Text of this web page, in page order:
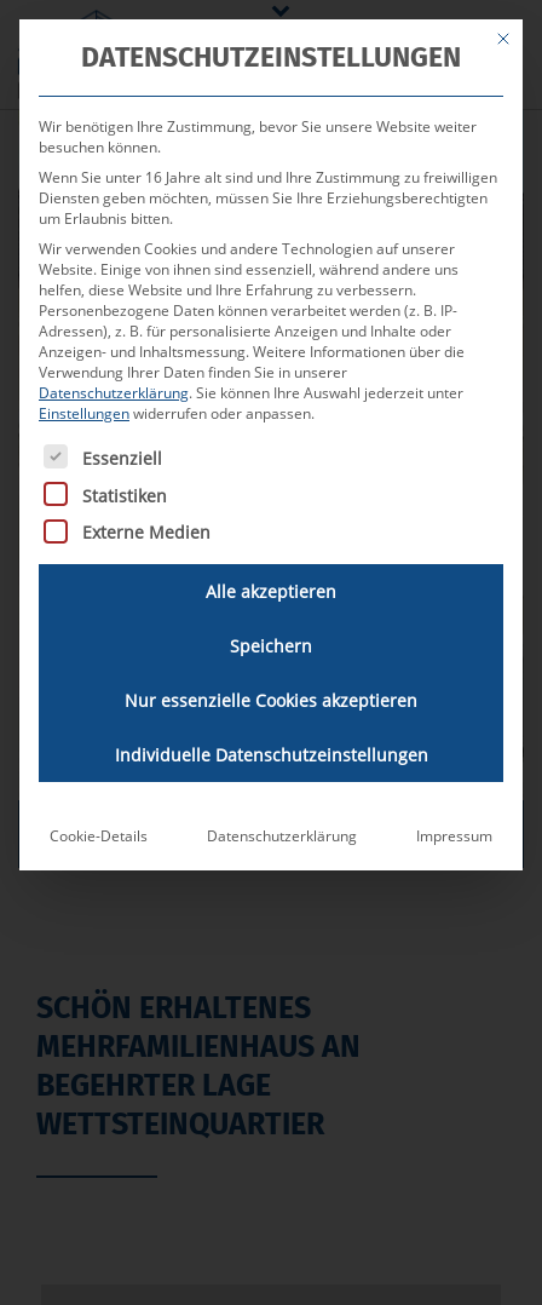
Verkauft
Mehrfamilienhaus
Unser Angebot für Sie
Altbauwohnungsstil
Insgesamt 7 Wohnungen
Zum Kontakt
LIBA & PARTNER IMMOBILIEN AG
SCHÖN ERHALTENES
MEHRFAMILIENHAUS AN
BEGEHRTER LAGE
WETTSTEINQUARTIER
Mit
DATENSCHUTZEINSTELLUNGEN
Wir benötigen Ihre Zustimmung, bevor Sie unsere Website weiter
besuchen können.
Wenn Sie unter 16 Jahre alt sind und Ihre Zustimmung zu freiwilligen
Diensten geben möchten, müssen Sie Ihre Erziehungsberechtigten
um Erlaubnis bitten.
Wir verwenden Cookies und andere Technologien auf unserer
Website. Einige von ihnen sind essenziell, während andere uns
helfen, diese Website und Ihre Erfahrung zu verbessern.
Personenbezogene Daten können verarbeitet werden (z. B. IP-
Adressen), z. B. für personalisierte Anzeigen und Inhalte oder
Anzeigen- und Inhaltsmessung.Weitere Informationen über die
Verwendung Ihrer Daten finden Sie in unserer
Datenschutzerklärung.Sie können Ihre Auswahl jederzeit unter
Einstellungenwiderrufen oder anpassen.
Es folgt eine Liste der Service-Gruppen, für die eine
Essenziell
Statistiken
Externe Medien
Alle akzeptieren
Speichern
Nur essenzielle Cookies akzeptieren
Individuelle Datenschutzeinstellungen
Cookie-Details Datenschutzerklärung Impressum